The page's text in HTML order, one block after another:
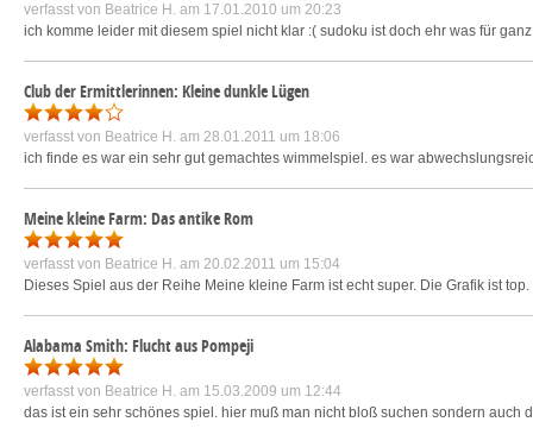
verfasst von Beatrice H. am 17.01.2010 um 20:23
ich komme leider mit diesem spiel nicht klar :( sudoku ist doch ehr was für
Club der Ermittlerinnen: Kleine dunkle Lügen
verfasst von Beatrice H. am 28.01.2011 um 18:06
ich finde es war ein sehr gut gemachtes wimmelspiel. es war
Meine kleine Farm: Das antike Rom
verfasst von Beatrice H. am 20.02.2011 um 15:04
Dieses Spiel aus der Reihe Meine kleine Farm ist echt super. Die Grafik ist
Alabama Smith: Flucht aus Pompeji
verfasst von Beatrice H. am 15.03.2009 um 12:44
das ist ein sehr schönes spiel. hier muß man nicht bloß suchen sondern auch